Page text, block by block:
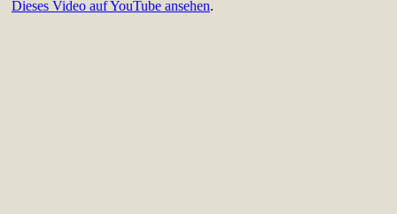
Dieses Video auf YouTube ansehen.